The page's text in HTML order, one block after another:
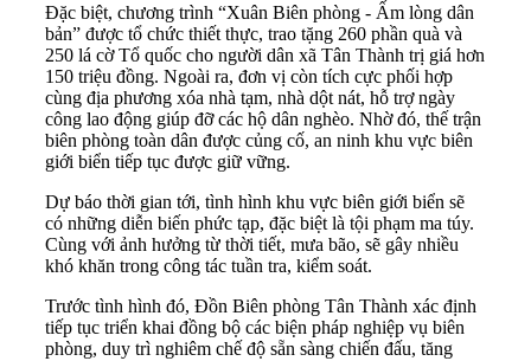
Đặc biệt, chương trình “Xuân Biên phòng - Ấm lòng dân
bản” được tổ chức thiết thực, trao tặng 260 phần quà và
250 lá cờ Tổ quốc cho người dân xã Tân Thành trị giá hơn
150 triệu đồng. Ngoài ra, đơn vị còn tích cực phối hợp
cùng địa phương xóa nhà tạm, nhà dột nát, hỗ trợ ngày
công lao động giúp đỡ các hộ dân nghèo. Nhờ đó, thế trận
biên phòng toàn dân được củng cố, an ninh khu vực biên
giới biển tiếp tục được giữ vững.
Dự báo thời gian tới, tình hình khu vực biên giới biển sẽ
có những diễn biến phức tạp, đặc biệt là tội phạm ma túy.
Cùng với ảnh hưởng từ thời tiết, mưa bão, sẽ gây nhiều
khó khăn trong công tác tuần tra, kiểm soát.
Trước tình hình đó, Đồn Biên phòng Tân Thành xác định
tiếp tục triển khai đồng bộ các biện pháp nghiệp vụ biên
phòng, duy trì nghiêm chế độ sẵn sàng chiến đấu, tăng